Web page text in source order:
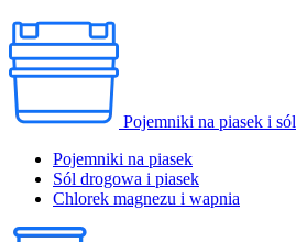
Pojemniki na piasek i sól
Pojemniki na piasek
Sól drogowa i piasek
Chlorek magnezu i wapnia